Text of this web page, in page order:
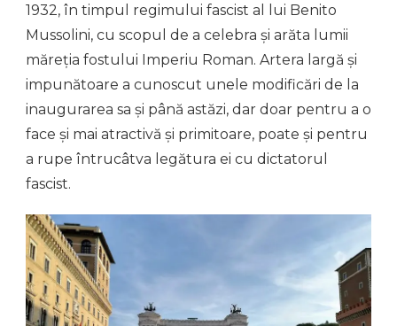
1932, în timpul regimului fascist al lui Benito
Mussolini, cu scopul de a celebra și arăta lumii
măreția fostului Imperiu Roman. Artera largă și
impunătoare a cunoscut unele modificări de la
inaugurarea sa și până astăzi, dar doar pentru a o
face și mai atractivă și primitoare, poate și pentru
a rupe întrucâtva legătura ei cu dictatorul
fascist.